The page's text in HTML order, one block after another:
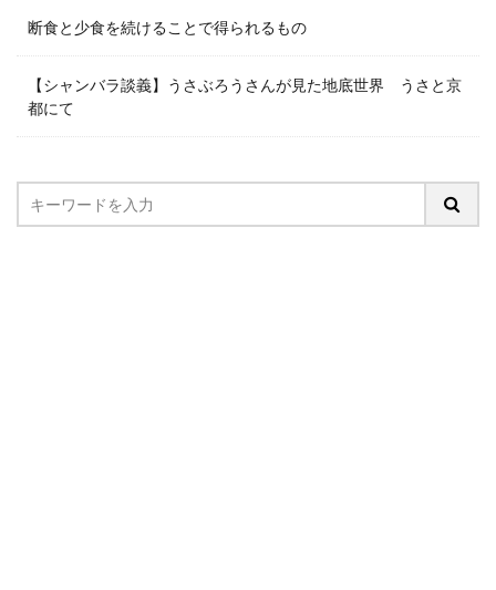
断食と少食を続けることで得られるもの
【シャンバラ談義】うさぶろうさんが見た地底世界 うさと京
都にて